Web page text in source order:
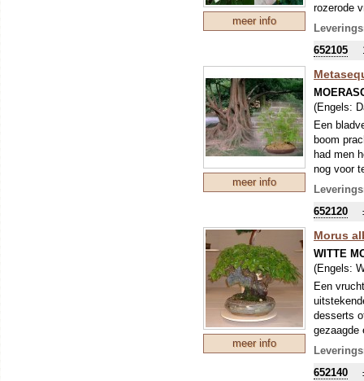
meer info
rozerode
grote pot
652105
meer info
(Engels:
Een
boom
had men
nog voor
geschikt
652120
meer info
Morus
WITTE
(Engels:
Een
desserts
gezaagde
(fertiel =
als
652140